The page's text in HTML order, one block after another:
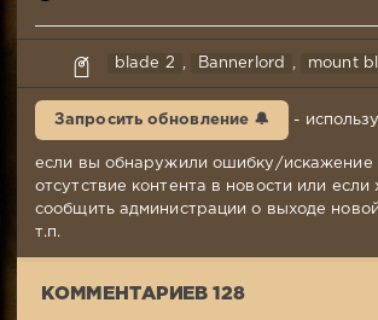
syabr
20-
01:43
128
blade 2 Bannerlord mount
Запросить обновление 🔔 -
если вы обнаружили ошибку/искажение
отсутствие контента в новости или если
сообщить администрации о выходе
т.п.
КОММЕНТАРИЕВ 128